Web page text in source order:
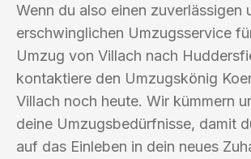
Wenn du also einen zuverlässigen
erschwinglichen Umzugsservice
Umzug von Villach nach
kontaktiere den Umzugskönig
Villach noch heute. Wir kümmern
deine Umzugsbedürfnisse, damit
auf das Einleben in dein neues